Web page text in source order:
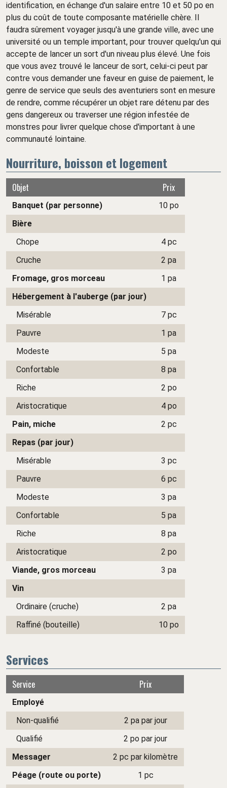
identification, en échange d'un salaire entre 10 et 50 po en
plus du coût de toute composante matérielle chère. Il
faudra sûrement voyager jusqu'à une grande ville, avec une
université ou un temple important, pour trouver quelqu'un qui
accepte de lancer un sort d'un niveau plus élevé. Une fois
que vous avez trouvé le lanceur de sort, celui-ci peut par
contre vous demander une faveur en guise de paiement, le
genre de service que seuls des aventuriers sont en mesure
de rendre, comme récupérer un objet rare détenu par des
gens dangereux ou traverser une région infestée de
monstres pour livrer quelque chose d'important à une
communauté lointaine.
Nourriture, boisson et logement
Objet Prix
Banquet (par personne)
10 po
Bière
Chope
4 pc
Cruche
2 pa
Fromage, gros morceau
1 pa
Hébergement à l'auberge (par jour)
Misérable
7 pc
Pauvre
1 pa
Modeste
5 pa
Confortable
8 pa
Riche
2 po
Aristocratique
4 po
Pain, miche
2 pc
Repas (par jour)
Misérable
3 pc
Pauvre
6 pc
Modeste
3 pa
Confortable
5 pa
Riche
8 pa
Aristocratique
2 po
Viande, gros morceau
3 pa
Vin
Ordinaire (cruche)
2 pa
Raffiné (bouteille)
10 po
Services
Service Prix
Employé
Non-qualifié
2 pa par jour
Qualifié
2 po par jour
Messager
2 pc par kilomètre
Péage (route ou porte)
1 pc